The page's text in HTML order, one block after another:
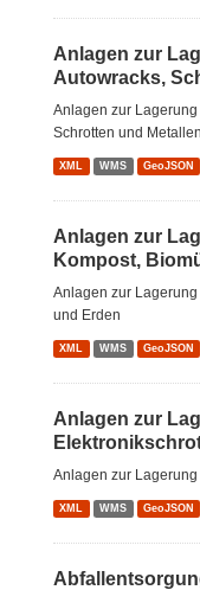
Anlagen zur
Autowracks,
Anlagen zur
Schrotten und Metallen
XML WMS GeoJSON
Anlagen zur
Kompost,
Anlagen zur Lagerung
und Erden
XML WMS GeoJSON
Anlagen zur
Anlagen zur
XML WMS GeoJSON